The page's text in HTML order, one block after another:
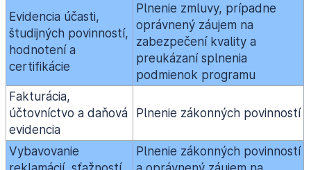
Evidencia účasti,
študijných povinností,
hodnotení a
certifikácie
Plnenie zmluvy, prípadne
oprávnený záujem na
zabezpečení kvality a
preukázaní splnenia
podmienok programu
Fakturácia,
účtovníctvo a daňová
evidencia
Plnenie zákonných povinností
Vybavovanie
Plnenie zákonných povinností